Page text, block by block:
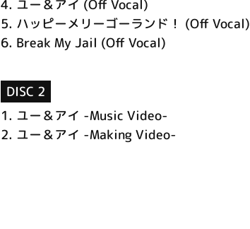
4. ユー＆アイ (Off Vocal)
5. ハッピーメリーゴーランド！ (Off Vocal)
6. Break My Jail (Off Vocal)
DISC 2
1. ユー＆アイ -Music Video-
2. ユー＆アイ -Making Video-